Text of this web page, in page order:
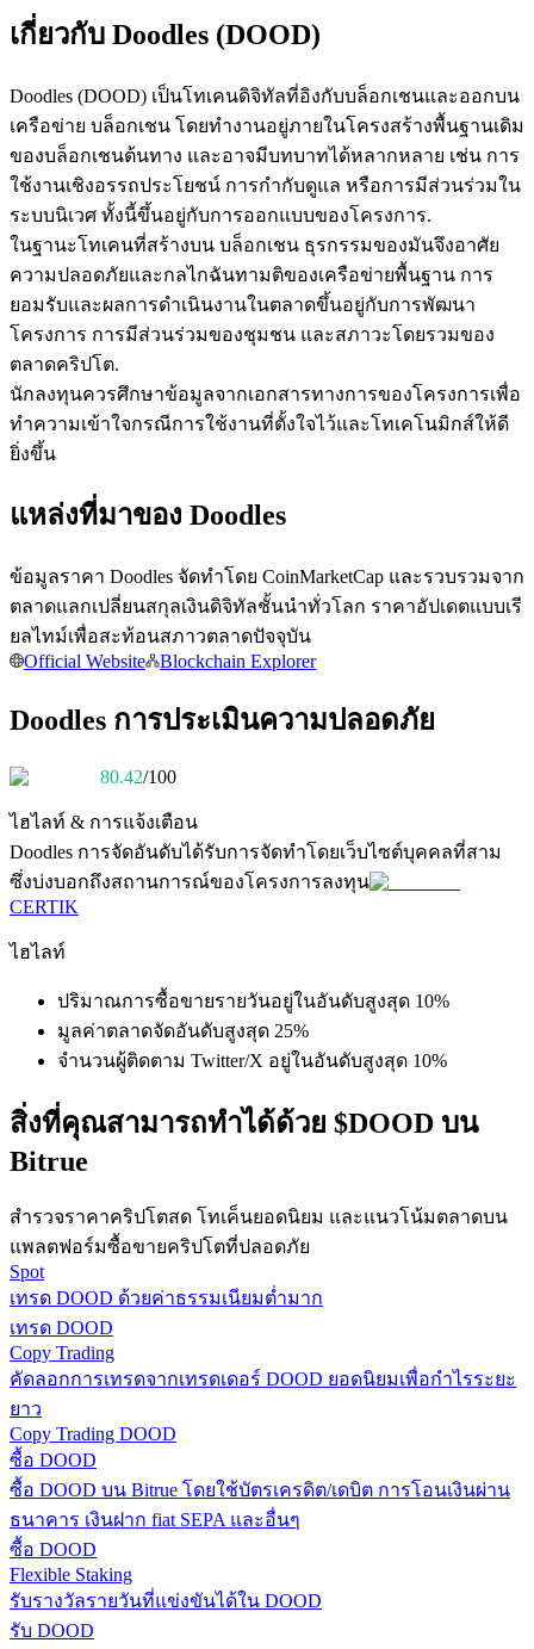
เป็นเทรดเดอร์คัดลอก
เพลิดเพลินกับการแบ่งปันผลกำไรและค่าคอมมิชชั่นการคัด
การวิเคราะห์ข้อมูลขนาดใหญ่ รวมถึงข้อมูลการค้า ฯลฯ
แนะนำ
คู่มือเริ่มต้นฟิวเจอร์ส
กลยุทธ์การซื้อขาย
เกี่ยวกับ Doodles (DOOD)
Doodles (DOOD) เป็นโทเคนดิจิทัลที่อิงกับบล็อกเชนและออกบน
เครือข่าย บล็อกเชน โดยทำงานอยู่ภายในโครงสร้างพื้นฐานเดิม
ของบล็อกเชนต้นทาง และอาจมีบทบาทได้หลากหลาย เช่น การ
ใช้งานเชิงอรรถประโยชน์ การกำกับดูแล หรือการมีส่วนร่วมใน
ระบบนิเวศ ทั้งนี้ขึ้นอยู่กับการออกแบบของโครงการ.
ในฐานะโทเคนที่สร้างบน บล็อกเชน ธุรกรรมของมันจึงอาศัย
ความปลอดภัยและกลไกฉันทามติของเครือข่ายพื้นฐาน การ
ยอมรับและผลการดำเนินงานในตลาดขึ้นอยู่กับการพัฒนา
โครงการ การมีส่วนร่วมของชุมชน และสภาวะโดยรวมของ
ตลาดคริปโต.
นักลงทุนควรศึกษาข้อมูลจากเอกสารทางการของโครงการเพื่อ
ทำความเข้าใจกรณีการใช้งานที่ตั้งใจไว้และโทเคโนมิกส์ให้ดี
ยิ่งขึ้น
แหล่งที่มาของ Doodles
ข้อมูลราคา Doodles จัดทำโดย CoinMarketCap และรวบรวมจาก
ตลาดแลกเปลี่ยนสกุลเงินดิจิทัลชั้นนำทั่วโลก ราคาอัปเดตแบบเรี
ยลไทม์เพื่อสะท้อนสภาวตลาดปัจจุบัน
Official Website
Blockchain Explorer
Doodles การประเมินความปลอดภัย
80.42/100
ไฮไลท์ & การแจ้งเตือน
Doodles การจัดอันดับได้รับการจัดทำโดยเว็บไซต์บุคคลที่สาม
ซึ่งบ่งบอกถึงสถานการณ์ของโครงการลงทุน
CERTIK
ไฮไลท์
ปริมาณการซื้อขายรายวันอยู่ในอันดับสูงสุด 10%
มูลค่าตลาดจัดอันดับสูงสุด 25%
จำนวนผู้ติดตาม Twitter/X อยู่ในอันดับสูงสุด 10%
สิ่งที่คุณสามารถทำได้ด้วย $DOOD บน
Bitrue
สำรวจราคาคริปโตสด โทเค็นยอดนิยม และแนวโน้มตลาดบน
แพลตฟอร์มซื้อขายคริปโตที่ปลอดภัย
Spot
เทรด DOOD ด้วยค่าธรรมเนียมต่ำมาก
เทรด DOOD
Copy Trading
คัดลอกการเทรดจากเทรดเดอร์ DOOD ยอดนิยมเพื่อกำไรระยะ
ยาว
Copy Trading DOOD
ซื้อ DOOD
ซื้อ DOOD บน Bitrue โดยใช้บัตรเครดิต/เดบิต การโอนเงินผ่าน
ธนาคาร เงินฝาก fiat SEPA และอื่นๆ
ซื้อ DOOD
Flexible Staking
รับรางวัลรายวันที่แข่งขันได้ใน DOOD
รับ DOOD